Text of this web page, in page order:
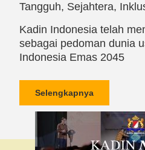
Tangguh, Sejahtera,
Kadin Indonesia telah
sebagai pedoman dunia
Indonesia Emas 2045
Selengkapnya